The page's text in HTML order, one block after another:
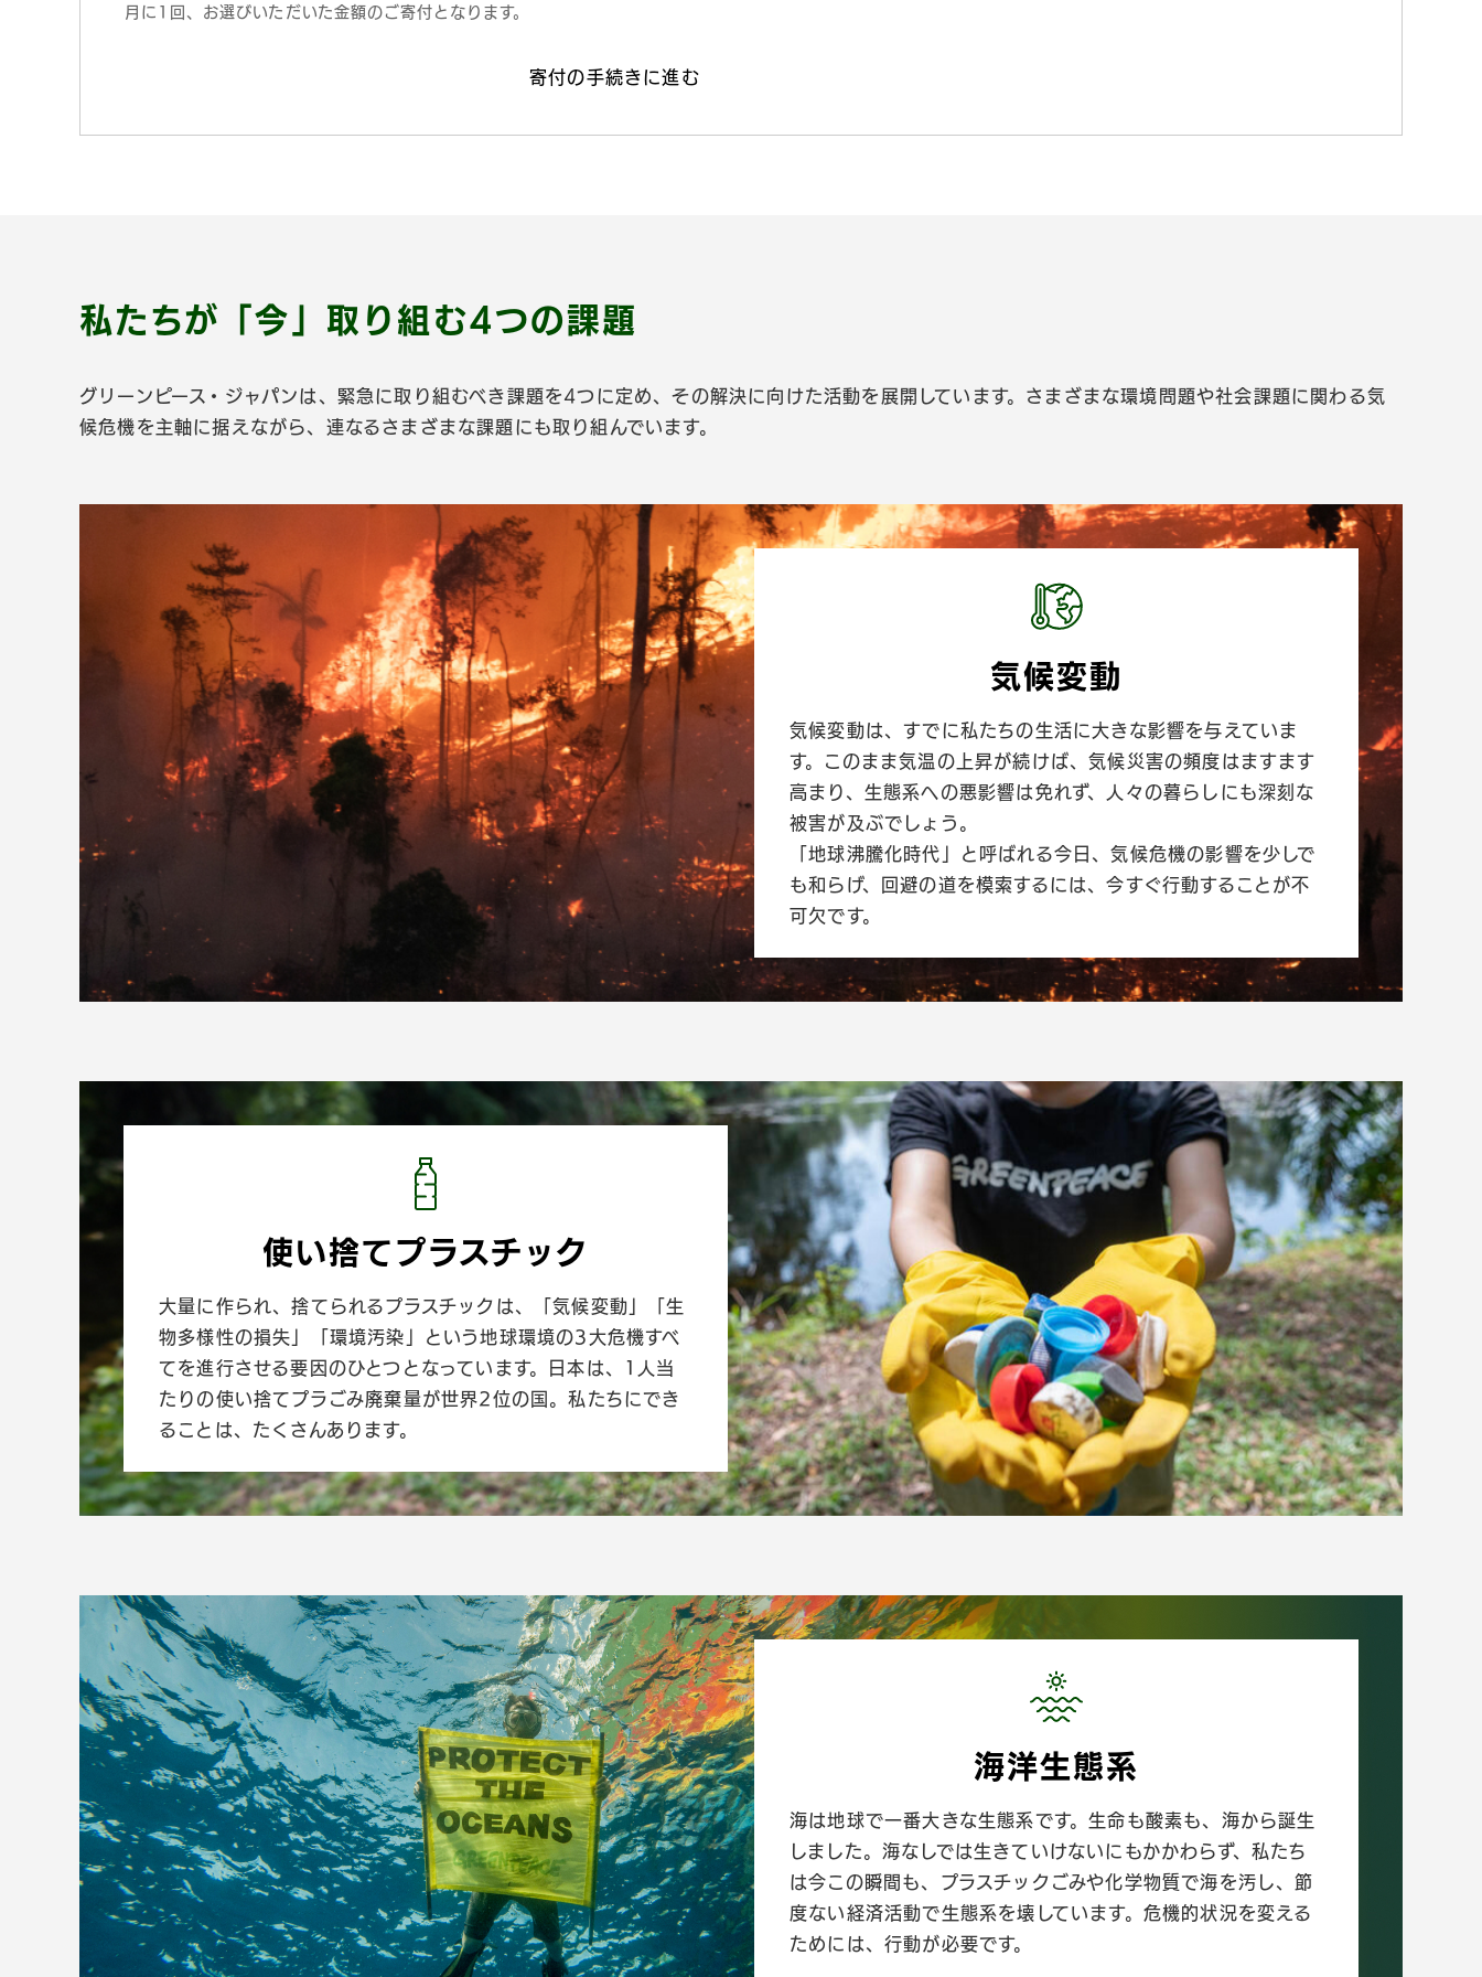
月に1回、お選びいただいた金額のご寄付となります。
私たちが「今」取り組む4つの課題
グリーンピース・ジャパンは、緊急に取り組むべき課題を4つに定め、その解決に向けた活動を展開しています。さまざまな環境問題や社会課題に関わる気
候危機を主軸に据えながら、連なるさまざまな課題にも取り組んでいます。
気候変動
気候変動は、すでに私たちの生活に大きな影響を与えていま
す。このまま気温の上昇が続けば、気候災害の頻度はますます
高まり、生態系への悪影響は免れず、人々の暮らしにも深刻な
被害が及ぶでしょう。
「地球沸騰化時代」と呼ばれる今日、気候危機の影響を少しで
も和らげ、回避の道を模索するには、今すぐ行動することが不
可欠です。
使い捨てプラスチック
大量に作られ、捨てられるプラスチックは、「気候変動」「生
物多様性の損失」「環境汚染」という地球環境の3大危機すべ
てを進行させる要因のひとつとなっています。日本は、1人当
たりの使い捨てプラごみ廃棄量が世界2位の国。私たちにでき
ることは、たくさんあります。
海洋生態系
海は地球で一番大きな生態系です。生命も酸素も、海から誕生
しました。海なしでは生きていけないにもかかわらず、私たち
は今この瞬間も、プラスチックごみや化学物質で海を汚し、節
度ない経済活動で生態系を壊しています。危機的状況を変える
ためには、行動が必要です。